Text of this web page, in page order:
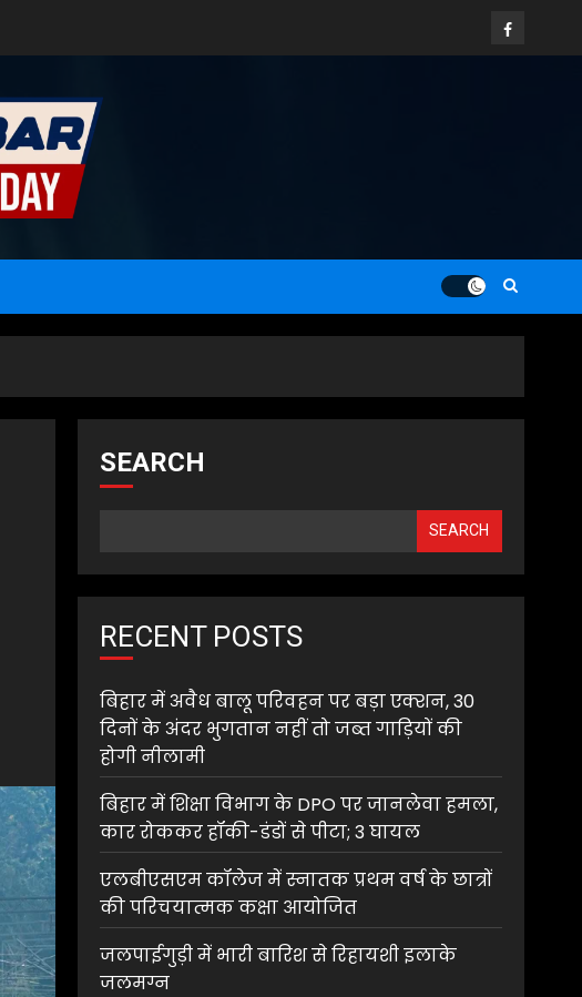
Facebook
SEARCH
SEARCH
RECENT POSTS
बिहार में अवैध बालू परिवहन पर बड़ा एक्शन, 30
दिनों के अंदर भुगतान नहीं तो जब्त गाड़ियों की
होगी नीलामी
बिहार में शिक्षा विभाग के DPO पर जानलेवा हमला,
कार रोककर हॉकी-डंडों से पीटा; 3 घायल
एलबीएसएम कॉलेज में स्नातक प्रथम वर्ष के छात्रों
की परिचयात्मक कक्षा आयोजित
जलपाईगुड़ी में भारी बारिश से रिहायशी इलाके
जलमग्न